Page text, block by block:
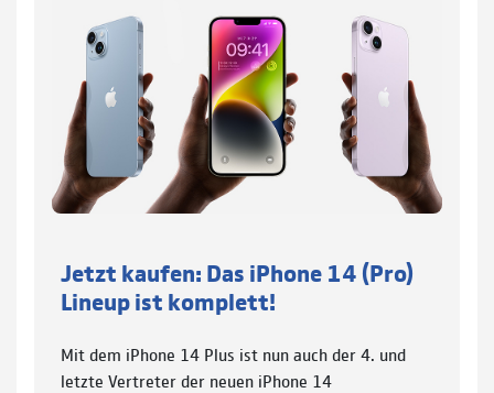
Jetzt kaufen: Das iPhone 14 (Pro)
Lineup ist komplett!
Mit dem iPhone 14 Plus ist nun auch der 4. und
letzte Vertreter der neuen iPhone 14